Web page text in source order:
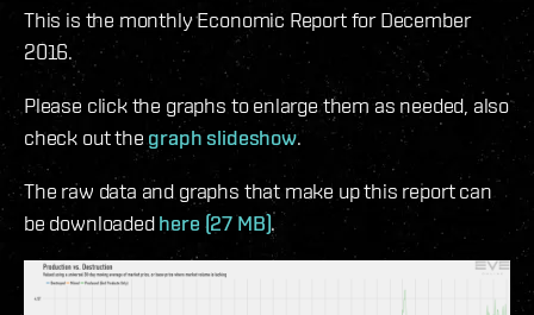
This is the monthly Economic Report for December
2016.
Please click the graphs to enlarge them as needed, also
check out the graph slideshow.
The raw data and graphs that make up this report can
be downloadedhere (27 MB).